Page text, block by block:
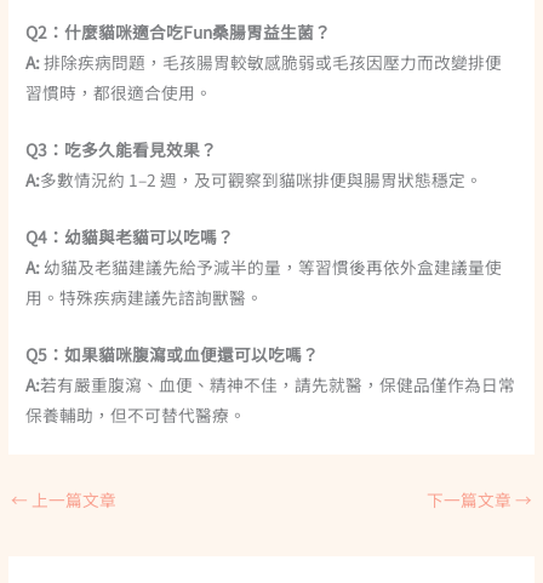
Q2：什麼貓咪適合吃Fun桑腸胃益生菌？
A:排除疾病問題，毛孩腸胃較敏感脆弱或毛孩因壓力而改變排便
習慣時，都很適合使用。
Q3：吃多久能看見效果？
A:多數情況約 1–2 週，及可觀察到貓咪排便與腸胃狀態穩定。
Q4：幼貓與老貓可以吃嗎？
A: 幼貓及老貓建議先給予減半的量，等習慣後再依外盒建議量使
用。特殊疾病建議先諮詢獸醫。
Q5：如果貓咪腹瀉或血便還可以吃嗎？
A:若有嚴重腹瀉、血便、精神不佳，請先就醫，保健品僅作為日常
保養輔助，但不可替代醫療。
← 上一篇文章 下一篇文章 →